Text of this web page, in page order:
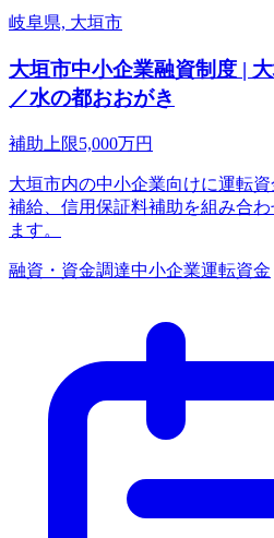
岐阜県, 大垣市
大垣市中小企業融資制度 |
／水の都おおがき
補助上限5,000万円
大垣市内の中小企業向けに運転
補給、信用保証料補助を組み合
ます。
融資・資金調達中小企業運転資金